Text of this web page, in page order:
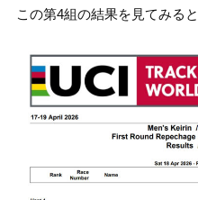
この第4組の結果を見てみる